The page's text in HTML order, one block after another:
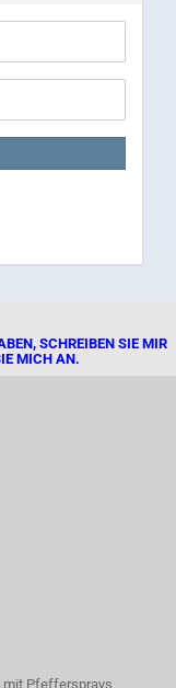
SCHREIBEN SIE MIR
MICH AN.
mit Pfeffersprays